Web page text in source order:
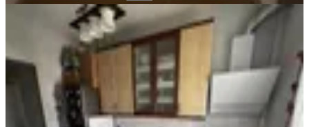
Eymen Yapı-akkent Toki Şehir
Manzaralı Hesaplı Satılık 2+1 Daire
Merkez, Ak Kent Mahallesi
2+1
120 m²· 4. Kat · 03.08.2026
1.900.000 ₺